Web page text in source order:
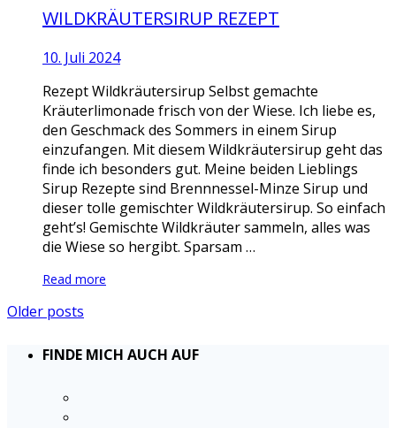
WILDKRÄUTERSIRUP REZEPT
10. Juli 2024
Rezept Wildkräutersirup Selbst gemachte
Kräuterlimonade frisch von der Wiese. Ich liebe es,
den Geschmack des Sommers in einem Sirup
einzufangen. Mit diesem Wildkräutersirup geht das
finde ich besonders gut. Meine beiden Lieblings
Sirup Rezepte sind Brennnessel-Minze Sirup und
dieser tolle gemischter Wildkräutersirup. So einfach
geht’s! Gemischte Wildkräuter sammeln, alles was
die Wiese so hergibt. Sparsam …
Read more
Older posts
FINDE MICH AUCH AUF